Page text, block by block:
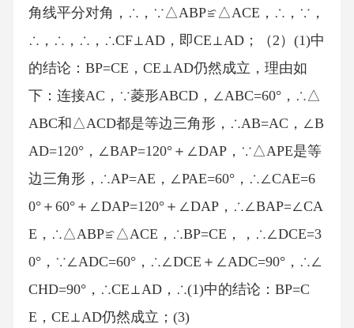
角线平分对角，∴，∵△ABP≌△ACE，∴，∵，
∴，∴，∴，∴CF⊥AD，即CE⊥AD；（2）(1)中
的结论：BP=CE，CE⊥AD仍然成立，理由如
下：连接AC，∵菱形ABCD，∠ABC=60°，∴△
ABC和△ACD都是等边三角形，∴AB=AC，∠B
AD=120°，∠BAP=120°＋∠DAP，∵△APE是等
边三角形，∴AP=AE，∠PAE=60°，∴∠CAE=6
0°＋60°＋∠DAP=120°＋∠DAP，∴∠BAP=∠CA
E，∴△ABP≌△ACE，∴BP=CE，，∴∠DCE=3
0°，∵∠ADC=60°，∴∠DCE＋∠ADC=90°，∴∠
CHD=90°，∴CE⊥AD，∴(1)中的结论：BP=C
E，CE⊥AD仍然成立；(3)